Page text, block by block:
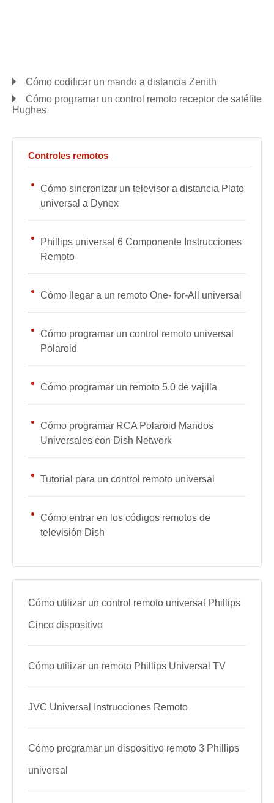
Cómo codificar un mando a distancia Zenith
Cómo programar un control remoto receptor de satélite
Hughes
Controles remotos
Cómo sincronizar un televisor a distancia Plato
universal a Dynex
Phillips universal 6 Componente Instrucciones
Remoto
Cómo llegar a un remoto One- for-All universal
Cómo programar un control remoto universal
Polaroid
Cómo programar un remoto 5.0 de vajilla
Cómo programar RCA Polaroid Mandos
Universales con Dish Network
Tutorial para un control remoto universal
Cómo entrar en los códigos remotos de
televisión Dish
Cómo utilizar un control remoto universal Phillips
Cinco dispositivo
Cómo utilizar un remoto Phillips Universal TV
JVC Universal Instrucciones Remoto
Cómo programar un dispositivo remoto 3 Phillips
universal